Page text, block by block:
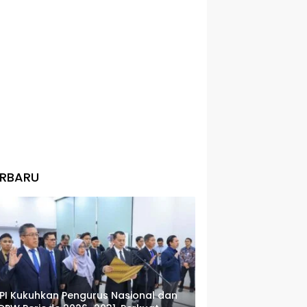
Kukuhkan Pengurus Nasional dan